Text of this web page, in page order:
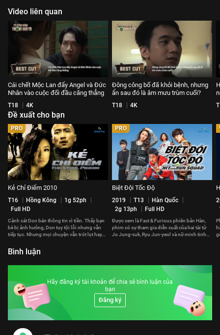
Video liên quan
Cái chết Mộc Lan đẩy Angel và Đức
Nhân vào cuộc đối đầu căng thẳng
T18 4K
Đông công bố đã khỏi bệnh, nhưng
ẩn sau đó là âm mưu trùm cuối?
T18 4K
Đề xuất cho bạn
PRO
Kẻ Chỉ Điểm 2010
T16 Hồng Kông
1g 52ph
Full HD
Cảnh sát Don bán thông tin vì tiền. Thấy bạn
bè bị ảnh hưởng, Don tuy tội lỗi nhưng vẫn
tiếp tục. Nhưng mọi chuyện vẫn trót lọt hay
PRO
Biệt Đội Tốc Độ
2019 T13
Hàn Quốc
2g 13ph
Full HD
Được xem là Fast & Furious phiên bản Hàn,
phim có sự tham gia diễn xuất của hai tài tử
Jo Jung-suk, Ryu Jun-yeol và nữ minh tinh
Bình luận
Hãy đăng ký tài khoản để chia sẻ bình luận của
bạn
Đăng ký